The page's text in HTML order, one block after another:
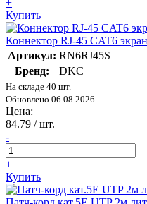
+
Купить
Коннектор RJ-45 CAT6
Артикул: RN6RJ45S
Бренд:
DKC
На складе 40 шт.
Обновлено 06.08.2026
Цена:
84.79 / шт.
-
+
Купить